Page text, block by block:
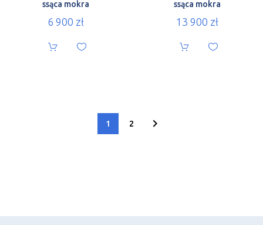
ssąca mokra
6 900 zł
ssąca mokra
13 900 zł
1 2